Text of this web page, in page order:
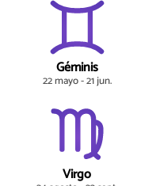
Géminis
22 mayo - 21 jun.
Virgo